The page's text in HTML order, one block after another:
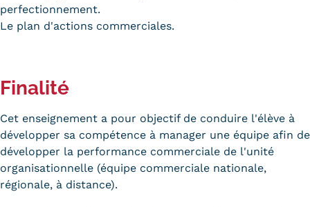
OFFRE EN BFC
suites de parcours
Modalités d'enseignement
Formation en présentiel
perfectionnement.
Le plan d'actions commerciales.
Finalité
Cet enseignement a pour objectif de conduire l'élève à
développer sa compétence à manager une équipe afin de
développer la performance commerciale de l'unité
organisationnelle (équipe commerciale nationale,
régionale, à distance).